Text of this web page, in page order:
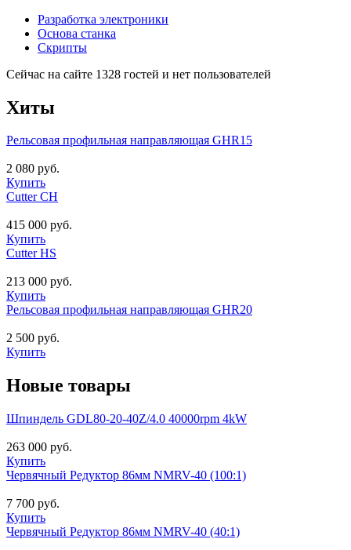
Разработка электроники
Основа станка
Скрипты
Сейчас на сайте 1328 гостей и нет пользователей
Хиты
Рельсовая профильная направляющая GHR15
2 080 руб.
Купить
Cutter CH
415 000 руб.
Купить
Cutter HS
213 000 руб.
Купить
Рельсовая профильная направляющая GHR20
2 500 руб.
Купить
Новые товары
Шпиндель GDL80-20-40Z/4.0 40000rpm 4kW
263 000 руб.
Купить
Червячный Редуктор 86мм NMRV-40 (100:1)
7 700 руб.
Купить
Червячный Редуктор 86мм NMRV-40 (40:1)